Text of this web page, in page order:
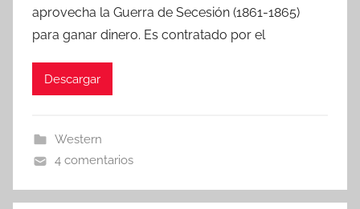
aprovecha la Guerra de Secesión (1861-1865)
para ganar dinero. Es contratado por el
Descargar
Western
4 comentarios